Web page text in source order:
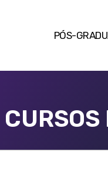
PÓS-